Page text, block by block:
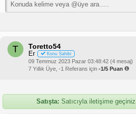
T Toretto54
Er Konu Sahibi
09 Temmuz 2023 Pazar 03:48:42 (4 mesaj)
7 Yıllık Üye, -1 Referans için -1/5 Puan
Satışta: Satıcıyla iletişime geçiniz.